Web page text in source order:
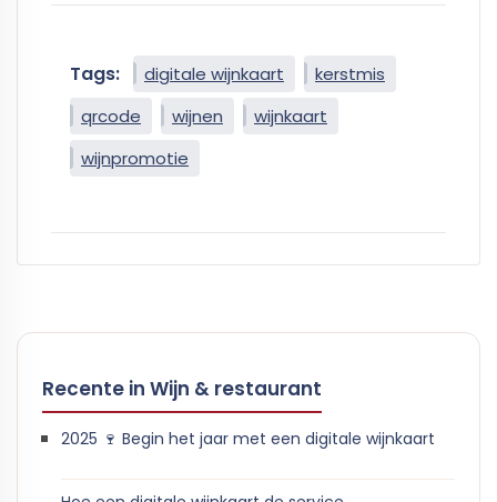
Tags: digitale wijnkaart
kerstmis
qrcode
wijnen
wijnkaart
wijnpromotie
Recente in Wijn & restaurant
2025 🍷 Begin het jaar met een digitale wijnkaart